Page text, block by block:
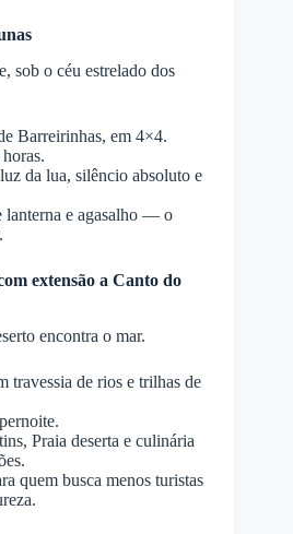
sob o céu estrelado dos
Barreirinhas, em 4×4.
da lua, silêncio absoluto e
lanterna e agasalho — o
extensão a Canto do
encontra o mar.
travessia de rios e trilhas de
Praia deserta e culinária
quem busca menos turistas